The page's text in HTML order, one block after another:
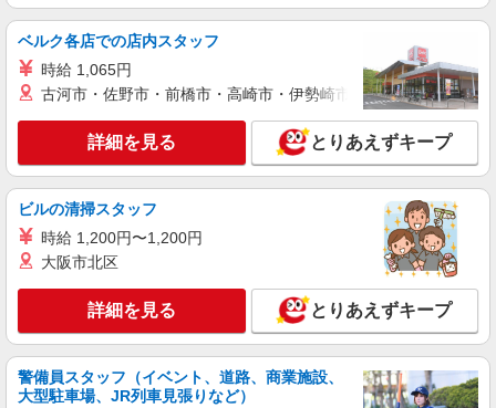
正社員
グループホーム ソラスト白金/2380000040-017
介護職員（ヘルパー）（介護助手）
月給236,020円〜272,440円（経験・能力等に
よる） ＜給与補足＞夜勤5〜10回分（36,420〜
72,840円）含む。※夜勤1回あたり7,284円（深夜
割増＋夜勤手当）
愛知県名古屋市昭和区白金1-20-3
キープ 詳細を見る
アルバイト パート
介護職員（ヘルパー）（夜勤専従）
時給1,280円〜1,330円（経験・能力等による）
＜給与補足＞※深夜割増（22〜5時）、夜勤手当
（8,500円/回）
愛知県名古屋市昭和区向山町3-30
ベルク各店での店内スタッフ
時給 1,065円
古河市・佐野市・前橋市・高崎市・伊勢崎市・太田市・館林市
詳細を見る とりあえずキープ
ビルの清掃スタッフ
時給 1,200円〜1,200円
大阪市北区
詳細を見る とりあえずキープ
警備員スタッフ（イベント、道路、商業施設、
大型駐車場、JR列車見張りなど）